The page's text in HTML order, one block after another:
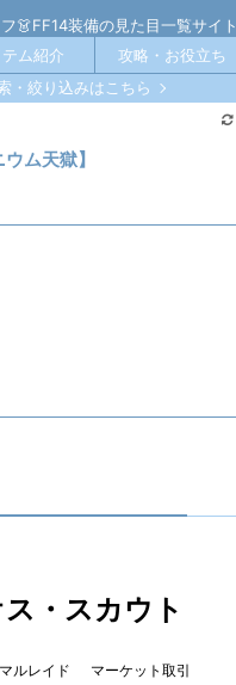
👗FF14装備の見た目一覧サイト
・絞り込みはこちら
ム紹介 攻略・お役立ち
ム天獄】
・スカウト
ルレイド マーケット取引